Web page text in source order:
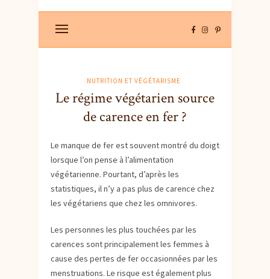
NUTRITION ET VÉGÉTARISME
Le régime végétarien source
de carence en fer ?
Le manque de fer est souvent montré du doigt
lorsque l’on pense à l’alimentation
végétarienne. Pourtant, d’après les
statistiques, il n’y a pas plus de carence chez
les végétariens que chez les omnivores.
Les personnes les plus touchées par les
carences sont principalement les femmes à
cause des pertes de fer occasionnées par les
menstruations. Le risque est également plus